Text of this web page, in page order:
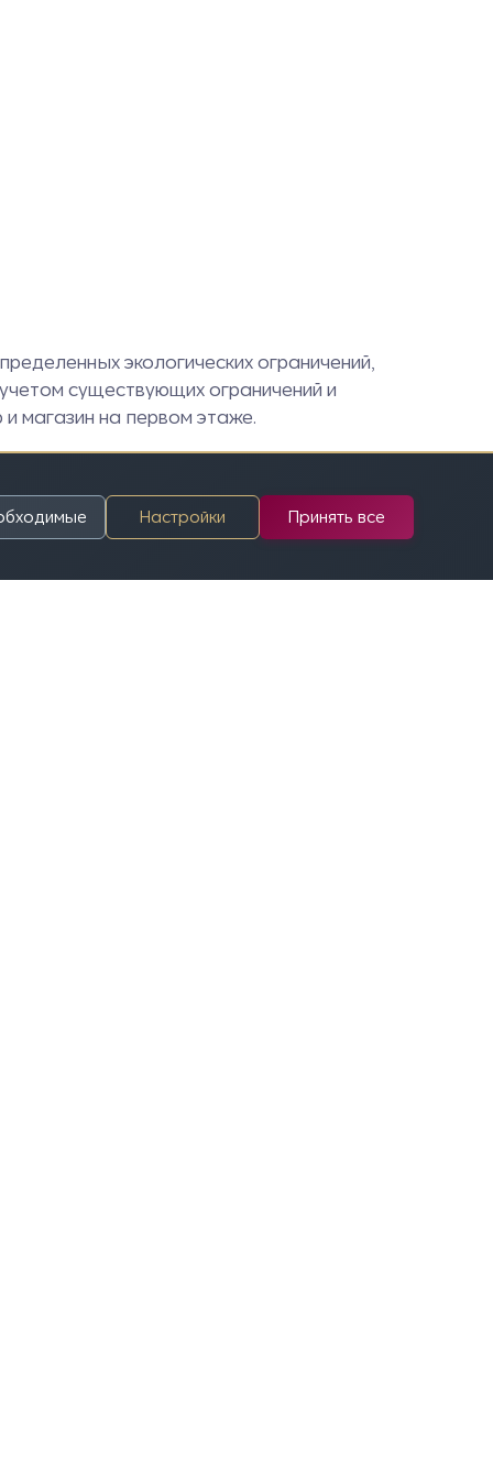
экологических ограничений,
существующих ограничений и
магазин на первом этаже.
Настройки Принять все